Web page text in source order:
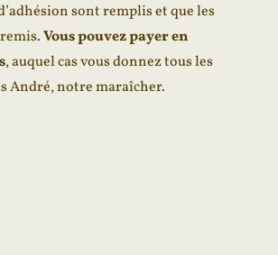
sont remplis et que les
remis.Vous pouvez payer en
, auquel cas vous donnez tous les
André, notre maraîcher.